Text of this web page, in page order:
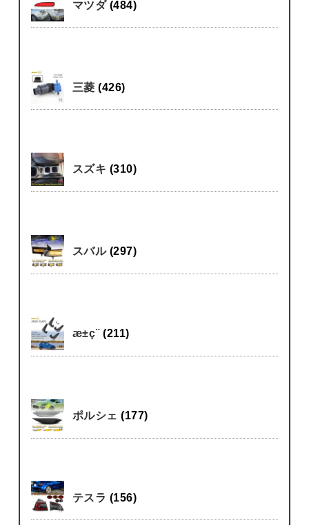
マツダ (484)
三菱(426)
スズキ (310)
スバル (297)
æ±ç¨(211)
ポルシェ(177)
テスラ (156)